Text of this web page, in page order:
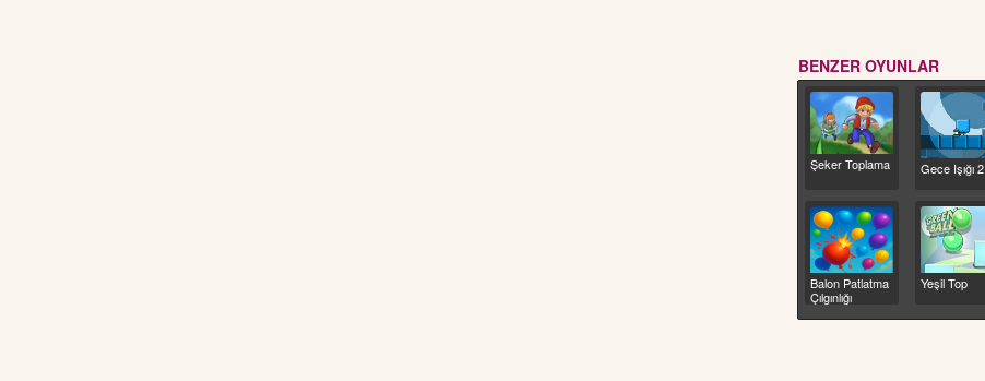
BENZER OYUNLAR
Şeker Toplama Gece Işığı 2
Balon Patlatma
Çılgınlığı
Yeşil Top